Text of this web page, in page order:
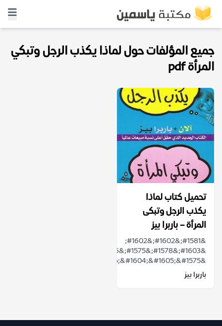
جميع المؤلفات حول لماذا يكذب الرجل وتبكي
المرأة pdf
تحميل كتاب لماذا
يكذب الرجل وتبكى
المرأة – باربرا بيز
&#1581;&#1602;&#1602;
&ldquo;&#1604;&#1605;&#1575;&...
باربرا بيز